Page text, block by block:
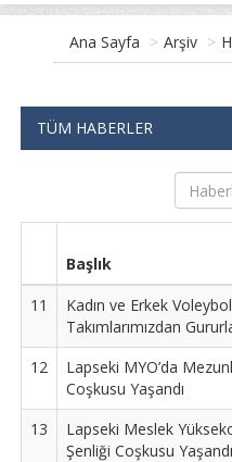
Ana Sayfa > Arşiv >
TÜM HABERLER
Başlık
11
Kadın ve Erkek Voleybol
Takımlarımızdan
12
Lapseki MYO’da
Coşkusu Yaşandı
13
Lapseki Meslek
Şenliği Coşkusu Yaşandı